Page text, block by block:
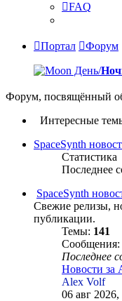
FAQ
Портал Форум
День/
Форум, посвящённый
Интересные
SpaceSynth
Статистика
Последнее
SpaceSynth
Свежие релизы,
публикации.
Темы: 141
Сообщения:
Последнее
Новости
Alex Volf
06 авг